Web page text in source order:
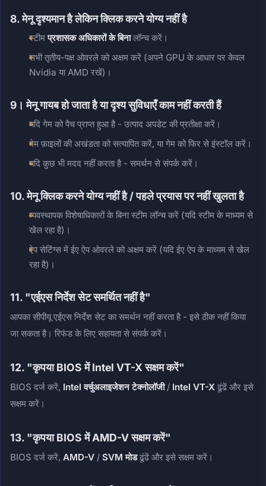
8. मेनू दृश्यमान है लेकिन क्लिक करने योग्य नहीं है
स्टीमप्रशासक अधिकारों के बिनालॉन्च करें।
सभी तृतीय-पक्ष ओवरले को अक्षम करें (अपने GPU के आधार पर केवल
Nvidia या AMD रखें)।
9। मेनू गायब हो जाता है या दृश्य सुविधाएँ काम नहीं करती हैं
यदि गेम को पैच प्राप्त हुआ है - उत्पाद अपडेट की प्रतीक्षा करें।
गेम फ़ाइलों की अखंडता को सत्यापित करें, या गेम को फिर से इंस्टॉल करें।
यदि कुछ भी मदद नहीं करता है - समर्थन से संपर्क करें।
10. मेनू क्लिक करने योग्य नहीं है / पहले प्रयास पर नहीं खुलता है
व्यवस्थापक विशेषाधिकारों के बिना स्टीम लॉन्च करें (यदि स्टीम के माध्यम से
खेल रहा है)।
ऐप सेटिंग्स में ईए ऐप ओवरले को अक्षम करें (यदि ईए ऐप के माध्यम से खेल
रहा है)।
11. "एईएस निर्देश सेट समर्थित नहीं है"
आपका सीपीयू एईएस निर्देश सेट का समर्थन नहीं करता है - इसे ठीक नहीं किया
जा सकता है। रिफंड के लिए सहायता से संपर्क करें।
12. "कृपया BIOS में Intel VT-X सक्षम करें"
BIOS दर्ज करें, Intel वर्चुअलाइजेशन टेक्नोलॉजी/ Intel VT-X ढूंढें और इसे
सक्षम करें।
13. "कृपया BIOS में AMD-V सक्षम करें"
BIOS दर्ज करें, AMD-V / SVM मोडढूंढें और इसे सक्षम करें।